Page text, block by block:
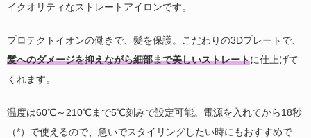
イクオリティなストレートアイロンです。
プロテクトイオンの働きで、髪を保護。こだわりの3Dプレートで、
髪へのダメージを抑えながら細部まで美しいストレートに仕上げて
くれます。
温度は60℃～210℃まで5℃刻みで設定可能。電源を入れてから18秒
（*）で使えるので、急いでスタイリングしたい時にもおすすめで